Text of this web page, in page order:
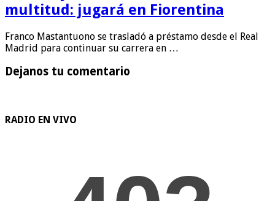
multitud: jugará en Fiorentina
Franco Mastantuono se trasladó a préstamo desde el Real
Madrid para continuar su carrera en …
Dejanos tu comentario
RADIO EN VIVO